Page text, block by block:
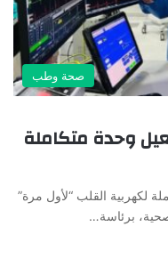
صحة وطب
وحدة متكاملة
لكهربية القلب “لأول مرة”
برئاسة…